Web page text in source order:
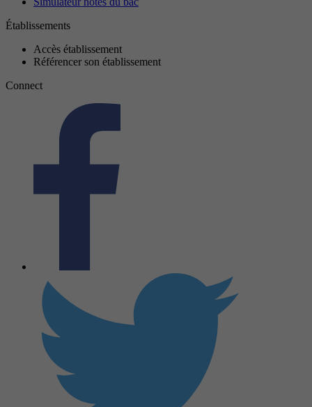
Établissements
Accès établissement
Référencer son établissement
Connect